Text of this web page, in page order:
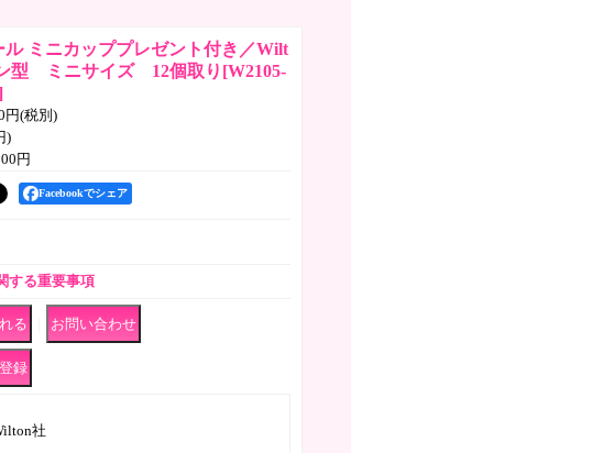
ル ミニカッププレゼント付き／Wilt
型 ミニサイズ 12個取り [W2105-
円(税別)
)
円
Facebookでシェア
する重要事項
社